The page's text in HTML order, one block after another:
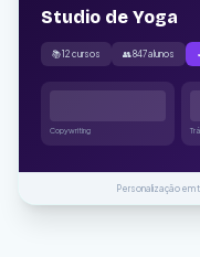
Finanças Pessoais
📚 12 cursos 👥 847 alunos
Copywriting
Personalização em